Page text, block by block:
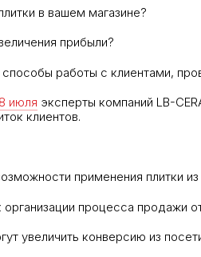
в вашем магазине?
прибыли?
работы с клиентами,
8 июля эксперты компаний LB-
клиентов.
применения плитки
процесса продажи
увеличить конверсию из